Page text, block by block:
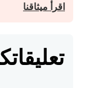
اقرأ ميثاقنا